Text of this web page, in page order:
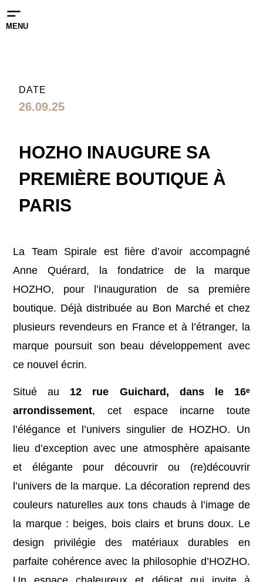
MENU
DATE
26.09.25
HOZHO INAUGURE SA
PREMIÈRE BOUTIQUE À
PARIS
La Team Spirale est fière d’avoir accompagné
Anne Quérard, la fondatrice de la marque
HOZHO, pour l’inauguration de sa première
boutique. Déjà distribuée au Bon Marché et chez
plusieurs revendeurs en France et à l’étranger, la
marque poursuit son beau développement avec
ce nouvel écrin.
Situé au 12 rue Guichard, dans le 16ᵉ
arrondissement, cet espace incarne toute
l’élégance et l’univers singulier de HOZHO. Un
lieu d’exception avec une atmosphère apaisante
et élégante pour découvrir ou (re)découvrir
l’univers de la marque. La décoration reprend des
couleurs naturelles aux tons chauds à l’image de
la marque : beiges, bois clairs et bruns doux. Le
design privilégie des matériaux durables en
parfaite cohérence avec la philosophie d’HOZHO.